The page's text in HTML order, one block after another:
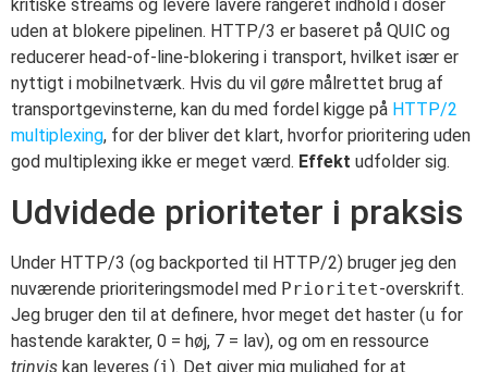
kritiske streams og levere lavere rangeret indhold i doser
uden at blokere pipelinen. HTTP/3 er baseret på QUIC og
reducerer head-of-line-blokering i transport, hvilket især er
nyttigt i mobilnetværk. Hvis du vil gøre målrettet brug af
transportgevinsterne, kan du med fordel kigge på HTTP/2
multiplexing, for der bliver det klart, hvorfor prioritering uden
god multiplexing ikke er meget værd. Effekt udfolder sig.
Udvidede prioriteter i praksis
Under HTTP/3 (og backported til HTTP/2) bruger jeg den
nuværende prioriteringsmodel med Prioritet-overskrift.
Jeg bruger den til at definere, hvor meget det haster (u for
hastende karakter, 0 = høj, 7 = lav), og om en ressource
trinvis kan leveres (i ). Det giver mig mulighed for at